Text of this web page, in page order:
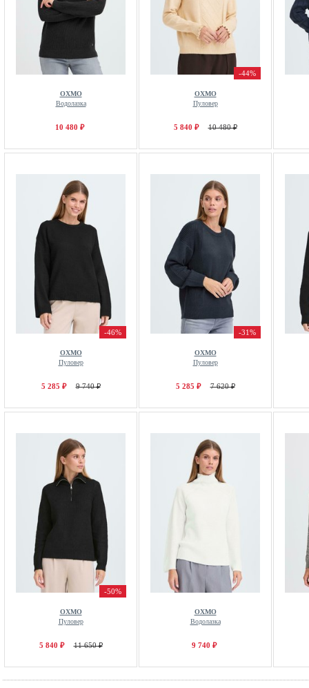
OXMO
Водолазка
10 480 ₽
-44%
OXMO
Пуловер
5 840 ₽ 10 480 ₽
-46%
OXMO
Пуловер
5 285 ₽ 9 740 ₽
-31%
OXMO
Пуловер
5 285 ₽ 7 620 ₽
-50%
OXMO
Пуловер
5 840 ₽ 11 650 ₽
OXMO
Водолазка
9 740 ₽